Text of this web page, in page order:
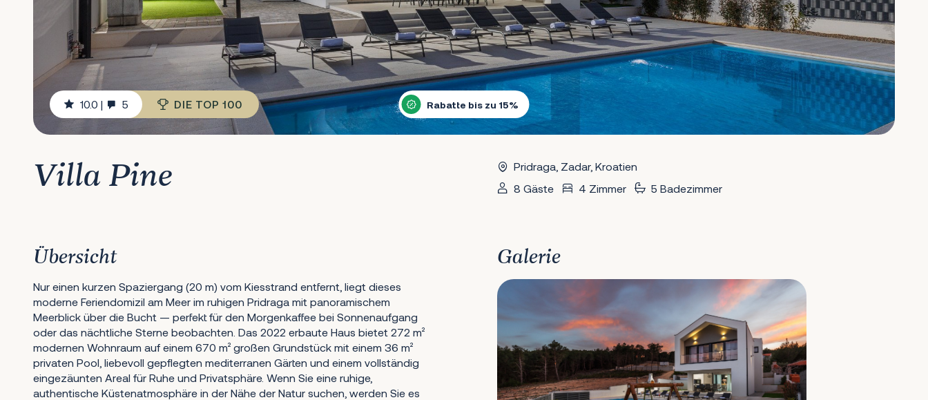
10.0 | 5 DIE TOP 100 Rabatte bis zu 15%
Villa Pine
Pridraga, Zadar, Kroatien
8 Gäste
4 Zimmer 5 Badezimmer
Übersicht
Nur einen kurzen Spaziergang (20 m) vom Kiesstrand entfernt, liegt dieses
moderne Feriendomizil am Meer im ruhigen Pridraga mit panoramischem
Meerblick über die Bucht — perfekt für den Morgenkaffee bei Sonnenaufgang
oder das nächtliche Sterne beobachten. Das 2022 erbaute Haus bietet 272 m²
modernen Wohnraum auf einem 670 m² großen Grundstück mit einem 36 m²
privaten Pool, liebevoll gepflegten mediterranen Gärten und einem vollständig
eingezäunten Areal für Ruhe und Privatsphäre. Wenn Sie eine ruhige,
authentische Küstenatmosphäre in der Nähe der Natur suchen, werden Sie es
Galerie